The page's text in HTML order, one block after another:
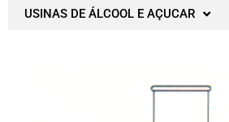
USINAS DE ÁLCOOL E AÇUCAR